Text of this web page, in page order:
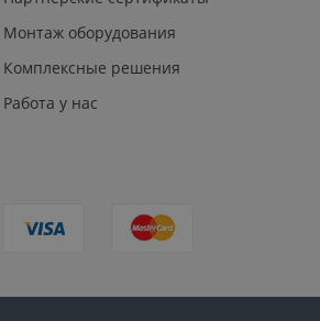
Монтаж оборудования
Комплексные решения
Работа у нас